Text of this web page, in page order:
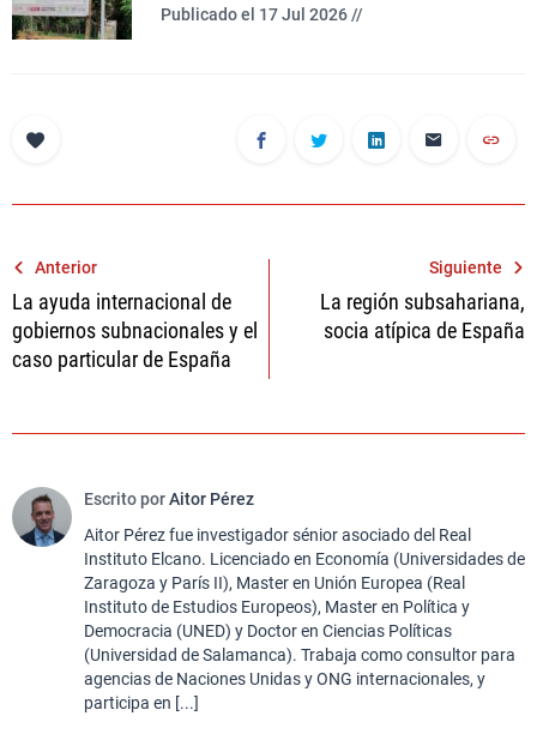
Publicado el 17 Jul 2026 //
Navegación
de
entradas
Anterior
La ayuda internacional de
gobiernos subnacionales y el
caso particular de España
Siguiente
La región subsahariana,
socia atípica de España
Escrito porAitor Pérez
Aitor Pérez fue investigador sénior asociado del Real
Instituto Elcano. Licenciado en Economía (Universidades de
Zaragoza y París II), Master en Unión Europea (Real
Instituto de Estudios Europeos), Master en Política y
Democracia (UNED) y Doctor en Ciencias Políticas
(Universidad de Salamanca). Trabaja como consultor para
agencias de Naciones Unidas y ONG internacionales, y
participa en [...]